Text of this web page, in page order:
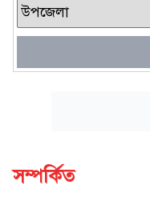
সম্পর্কিত